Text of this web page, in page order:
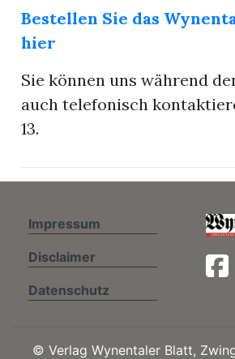
Bestellen Sie das
hier
Sie können uns während
auch telefonisch
13.
Impressum
Disclaimer
Datenschutz
© Verlag Wynentaler Blatt,